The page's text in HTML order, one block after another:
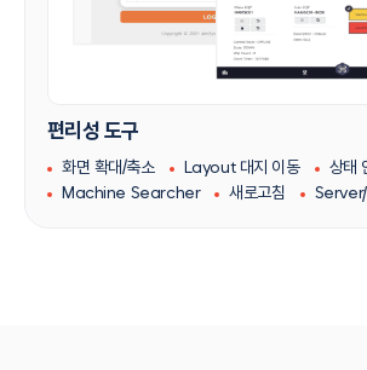
편리성 도구
화면 확대/축소 Layout 대지 이동
상태
Machine Searcher
새로고침 Server/